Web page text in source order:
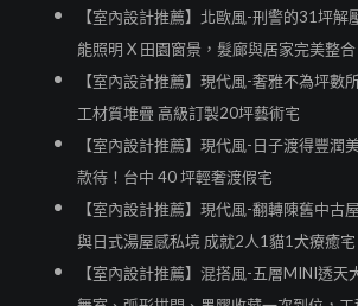
【室內設計推薦】北歐風-刑警的31坪解
能照明 X 田園窗景，髮廊與居家完美整合
【室內設計推薦】現代風-奢雅不為坪數
工材質堆疊 高級訂製20坪藝術宅
【室內設計推薦】現代風-日子渡得豐潤
款待！台中 40 坪輕奢渡假宅
【室內設計推薦】現代風-翻轉陳舊中古
與日式湯屋感私境 成就2人1貓1犬療癒宅
【室內設計推薦】混搭風-五層MINI透天